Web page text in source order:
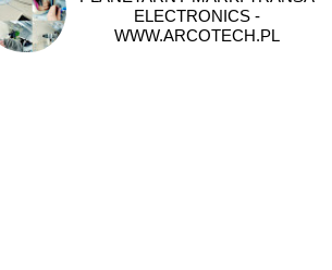
ELECTRONICS -
WWW.ARCOTECH.PL